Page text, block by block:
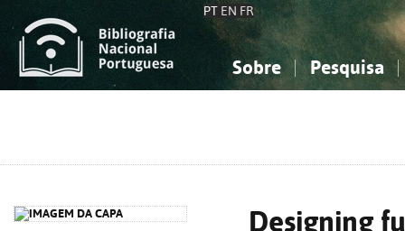
PT EN FR
Sobre Pesquisa
Designing